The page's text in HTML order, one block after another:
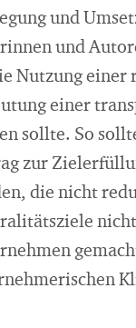
und
und
Nutzung einer
einer
sollte. So
zur
die nicht